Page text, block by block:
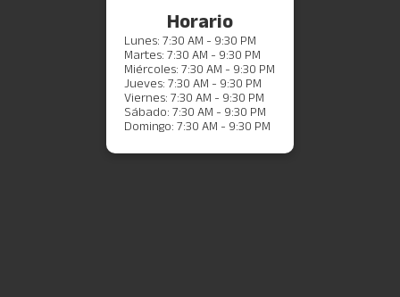
Horario
Lunes: 7:30 AM - 9:30 PM
Martes: 7:30 AM - 9:30 PM
Miércoles: 7:30 AM - 9:30 PM
Jueves: 7:30 AM - 9:30 PM
Viernes: 7:30 AM - 9:30 PM
Sábado: 7:30 AM - 9:30 PM
Domingo: 7:30 AM - 9:30 PM